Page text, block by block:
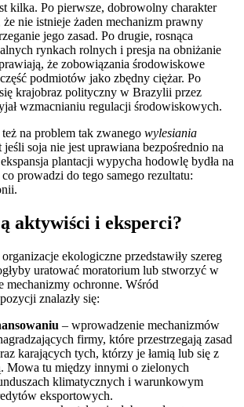
kilka. Po pierwsze, dobrowolny charakter
nie istnieje żaden mechanizm prawny
jego zasad. Po drugie, rosnąca
rynkach rolnych i presja na obniżanie
że zobowiązania środowiskowe
podmiotów jako zbędny ciężar. Po
krajobraz polityczny w Brazylii przez
wzmacnianiu regulacji środowiskowych.
na problem tak zwanego wylesiania
jeśli soja nie jest uprawiana bezpośrednio na
plantacji wypycha hodowlę bydła na
prowadzi do tego samego rezultatu:
aktywiści i eksperci?
ekologiczne przedstawiły szereg
uratować moratorium lub stworzyć w
mechanizmy ochronne. Wśród
znalazły się:
– wprowadzenie mechanizmów
firmy, które przestrzegają zasad
karających tych, którzy je łamią lub się z
Mowa tu między innymi o zielonych
klimatycznych i warunkowym
eksportowych.